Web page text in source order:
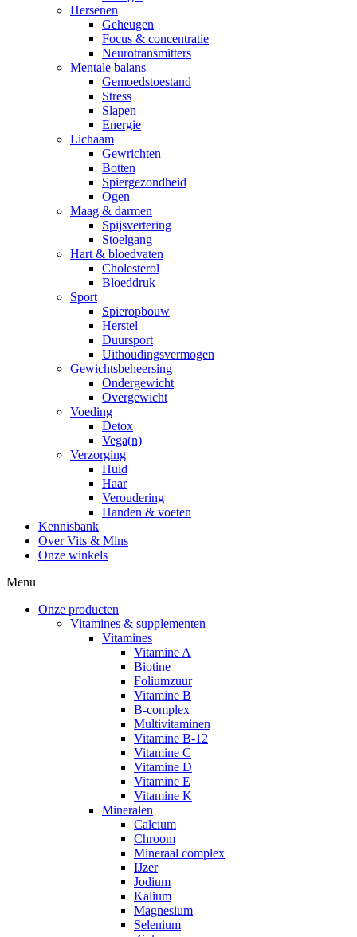
Hersenen
Geheugen
Focus & concentratie
Neurotransmitters
Mentale balans
Gemoedstoestand
Stress
Slapen
Energie
Lichaam
Gewrichten
Botten
Spiergezondheid
Ogen
Maag & darmen
Spijsvertering
Stoelgang
Hart & bloedvaten
Cholesterol
Bloeddruk
Sport
Spieropbouw
Herstel
Duursport
Uithoudingsvermogen
Gewichtsbeheersing
Ondergewicht
Overgewicht
Voeding
Detox
Vega(n)
Verzorging
Huid
Haar
Veroudering
Handen & voeten
Kennisbank
Over Vits & Mins
Onze winkels
Menu
Onze producten
Vitamines & supplementen
Vitamines
Vitamine A
Biotine
Foliumzuur
Vitamine B
B-complex
Multivitaminen
Vitamine B-12
Vitamine C
Vitamine D
Vitamine E
Vitamine K
Mineralen
Calcium
Chroom
Mineraal complex
IJzer
Jodium
Kalium
Magnesium
Selenium